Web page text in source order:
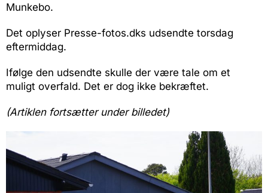
Munkebo.
Det oplyser Presse-fotos.dks udsendte torsdag
eftermiddag.
Ifølge den udsendte skulle der være tale om et
muligt overfald. Det er dog ikke bekræftet.
(Artiklen fortsætter under billedet)